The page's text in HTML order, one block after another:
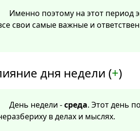
Именно поэтому на этот период
свои самые важные и
дня недели (+)
День недели -среда. Этот день
в делах и мыслях.